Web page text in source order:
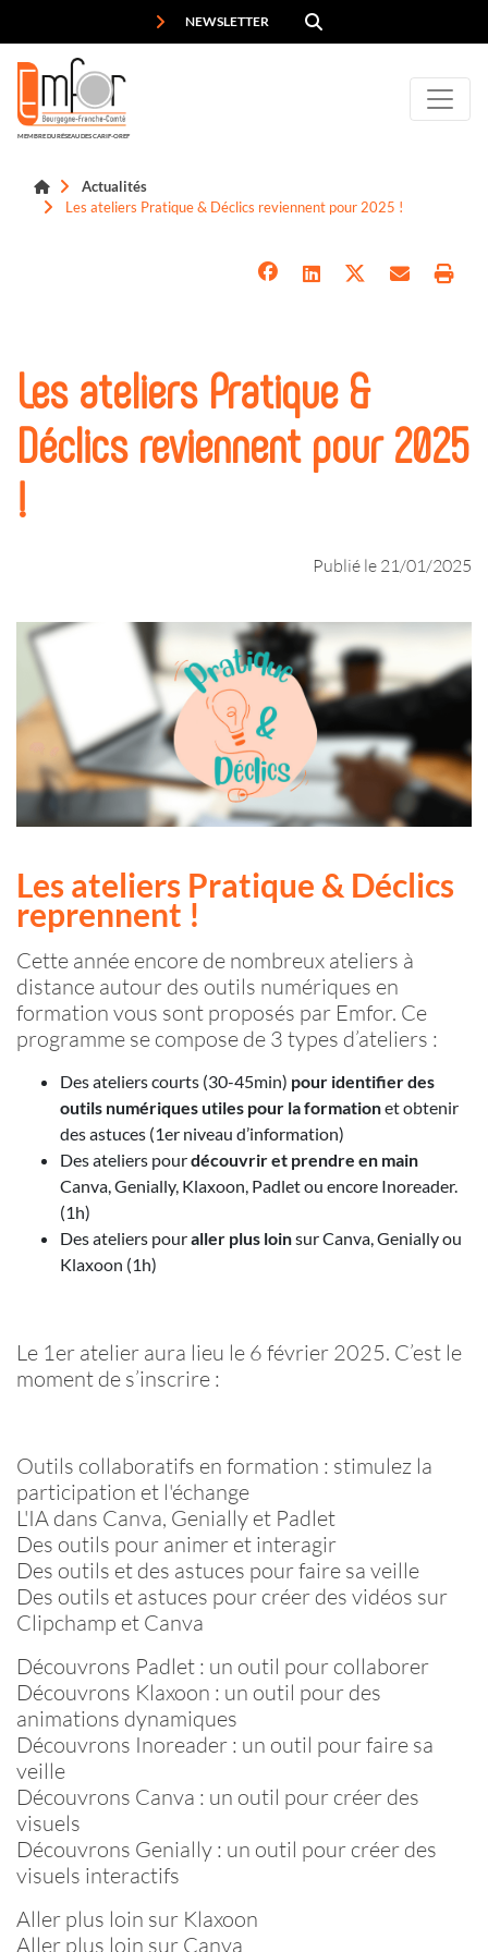
NEWSLETTER
MEMBRE DU RÉSEAU DES CARIF-OREF
Actualités
Les ateliers Pratique & Déclics reviennent pour 2025 !
Les ateliers Pratique &
Déclics reviennent pour 2025
!
Publié le 21/01/2025
Les ateliers Pratique & Déclics
reprennent !
Cette année encore de nombreux ateliers à
distance autour des outils numériques en
formation vous sont proposés par Emfor. Ce
programme se compose de 3 types d’ateliers :
Des ateliers courts (30-45min) pour identifier des
outils numériques utiles pour la formationet obtenir
des astuces (1er niveau d’information)
Des ateliers pourdécouvrir et prendre en main
Canva, Genially, Klaxoon, Padlet ou encore Inoreader.
(1h)
Des ateliers pouraller plus loinsur Canva, Genially ou
Klaxoon (1h)
Le 1er atelier aura lieu le 6 février 2025. C’est le
moment de s’inscrire :
Outils collaboratifs en formation : stimulez la
participation et l'échange
L'IA dans Canva, Genially et Padlet
Des outils pour animer et interagir
Des outils et des astuces pour faire sa veille
Des outils et astuces pour créer des vidéos sur
Clipchamp et Canva
Découvrons Padlet : un outil pour collaborer
Découvrons Klaxoon : un outil pour des
animations dynamiques
Découvrons Inoreader : un outil pour faire sa
veille
Découvrons Canva : un outil pour créer des
visuels
Découvrons Genially : un outil pour créer des
visuels interactifs
Aller plus loin sur Klaxoon
Aller plus loin sur Canva
Panneau de gestion des cookies